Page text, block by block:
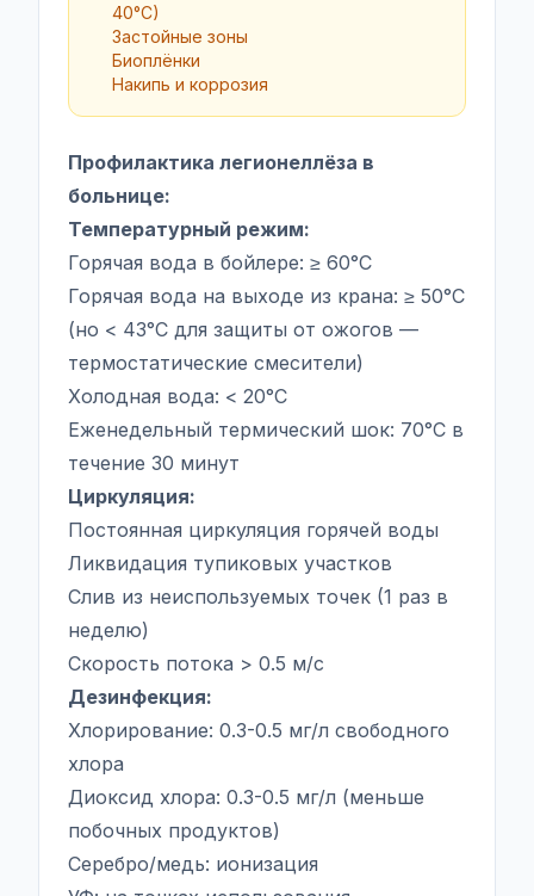
40°C)
Застойные зоны
Биоплёнки
Накипь и коррозия
Профилактика легионеллёза в
больнице:
Температурный режим:
Горячая вода в бойлере: ≥ 60°C
Горячая вода на выходе из крана: ≥ 50°C
(но < 43°C для защиты от ожогов —
термостатические смесители)
Холодная вода: < 20°C
Еженедельный термический шок: 70°C в
течение 30 минут
Циркуляция:
Постоянная циркуляция горячей воды
Ликвидация тупиковых участков
Слив из неиспользуемых точек (1 раз в
неделю)
Скорость потока > 0.5 м/с
Дезинфекция:
Хлорирование: 0.3-0.5 мг/л свободного
хлора
Диоксид хлора: 0.3-0.5 мг/л (меньше
побочных продуктов)
Серебро/медь: ионизация